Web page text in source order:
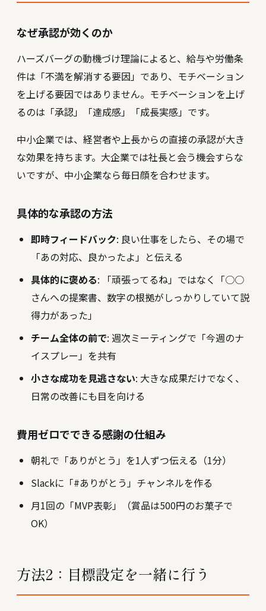
なぜ承認が効くのか
ハーズバーグの動機づけ理論によると、給与や労働条
件は「不満を解消する要因」であり、モチベーション
を上げる要因ではありません。モチベーションを上げ
るのは「承認」「達成感」「成長実感」です。
中小企業では、経営者や上長からの直接の承認が大き
な効果を持ちます。大企業では社長と会う機会すらな
いですが、中小企業なら毎日顔を合わせます。
具体的な承認の方法
即時フィードバック: 良い仕事をしたら、その場で
「あの対応、良かったよ」と伝える
具体的に褒める: 「頑張ってるね」ではなく「○○
さんへの提案書、数字の根拠がしっかりしていて説
得力があった」
チーム全体の前で: 週次ミーティングで「今週のナ
イスプレー」を共有
小さな成功を見逃さない: 大きな成果だけでなく、
日常の改善にも目を向ける
費用ゼロでできる感謝の仕組み
朝礼で「ありがとう」を1人ずつ伝える（1分）
Slackに「#ありがとう」チャンネルを作る
月1回の「MVP表彰」（賞品は500円のお菓子で
OK）
方法2：目標設定を一緒に行う